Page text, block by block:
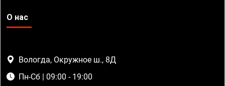
О нас
Вологда, Окружное ш., 8Д
Пн-Сб | 09:00 - 19:00